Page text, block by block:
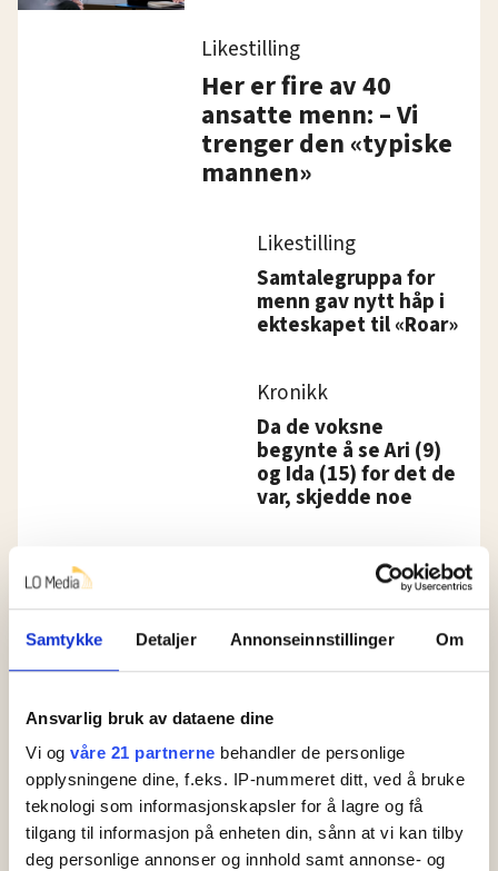
Samtykke Detaljer Annonseinnstillinger Om
Ansvarlig bruk av dataene dine
Vi og våre 21 partnerne behandler de personlige
opplysningene dine, f.eks. IP-nummeret ditt, ved å bruke
teknologi som informasjonskapsler for å lagre og få
tilgang til informasjon på enheten din, sånn at vi kan tilby
deg personlige annonser og innhold samt annonse- og
Likestilling
Her er fire av 40
ansatte menn: – Vi
trenger den «typiske
mannen»
Likestilling
Samtalegruppa for
menn gav nytt håp i
ekteskapet til «Roar»
Kronikk
Da de voksne
begynte å se Ari (9)
og Ida (15) for det de
var, skjedde noe
Rus og psykisk helse:
Familieterapeut i
Behovene til
pasientene blir ikke
ordning